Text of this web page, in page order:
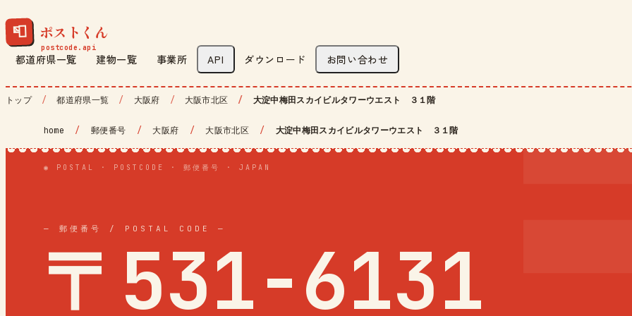
📮 ポストくん
都道府県一覧 建物一覧 事業所 API ダウンロード お問い合わせ
トップ 都道府県一覧 大阪府 大阪市北区 大淀中梅田スカイビルタワーウエスト ３１階
home / 郵便番号 / 大阪府 / 大阪市北区 / 大淀中梅田スカイビルタワーウエスト ３１階
◉ POSTAL · POSTCODE · 郵便番号 · JAPAN
— 郵便番号 / POSTAL CODE —
〒531-6131